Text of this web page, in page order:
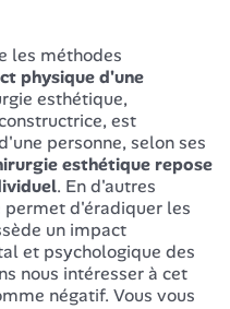
les méthodes
physique d'une
esthétique,
est
personne, selon ses
esthétique repose
. En d'autres
d'éradiquer les
un impact
et psychologique des
nous intéresser à cet
négatif. Vous vous